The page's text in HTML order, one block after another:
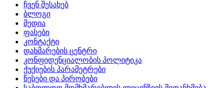
ჩვენ შესახებ
ბლოგი
მედია
ფასები
კონტაქტი
დახმარების ცენტრი
კონფიდენციალობის პოლიტიკა
ქუქიების პარამეტრები
წესები და პირობები